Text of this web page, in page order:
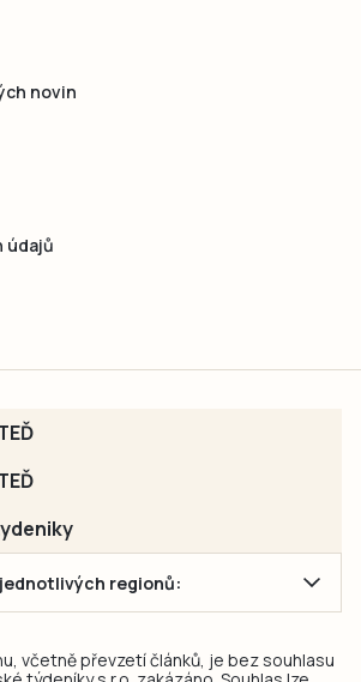
novin
údajů
regionů:
včetně převzetí článků, je bez souhlasu